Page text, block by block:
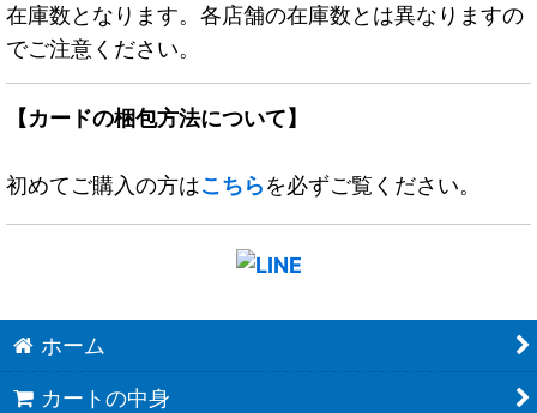
在庫数となります。各店舗の在庫数とは異なりますの
でご注意ください。
【カードの梱包方法について】
初めてご購入の方はこちらを必ずご覧ください。
ホーム
カートの中身